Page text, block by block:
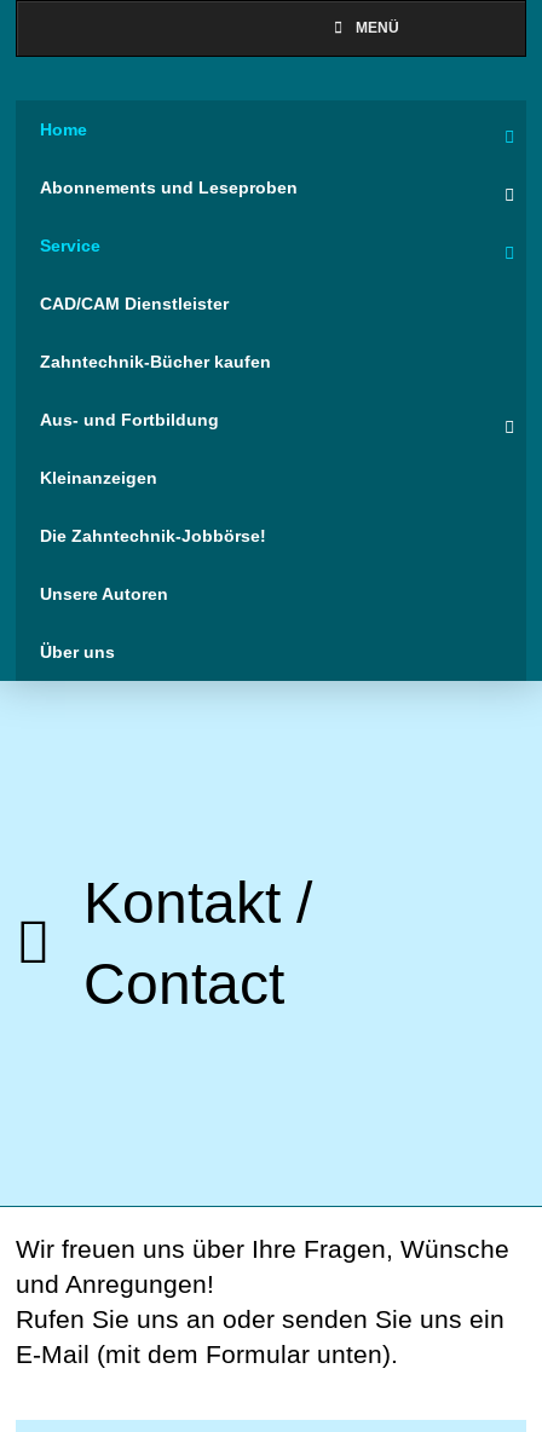
MENÜ
Home
Abonnements und Leseproben
Service
CAD/CAM Dienstleister
Zahntechnik-Bücher kaufen
Aus- und Fortbildung
Kleinanzeigen
Die Zahntechnik-Jobbörse!
Unsere Autoren
Über uns
Kontakt /
Contact
Wir freuen uns über Ihre Fragen, Wünsche
und Anregungen!
Rufen Sie uns an oder senden Sie uns ein
E-Mail (mit dem Formular unten).